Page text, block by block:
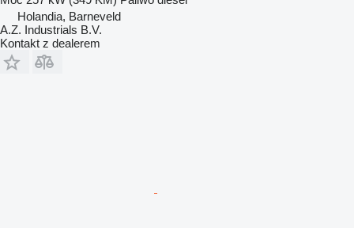
Holandia, Barneveld
A.Z. Industrials B.V.
Kontakt z dealerem